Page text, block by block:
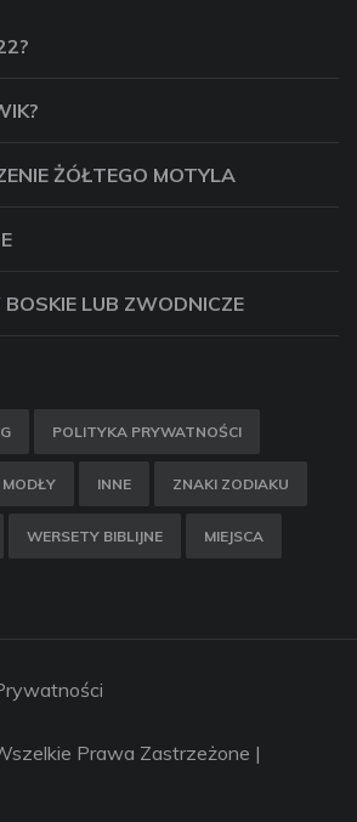
ŻÓŁTEGO MOTYLA
LUB ZWODNICZE
POLITYKA PRYWATNOŚCI
MODŁY INNE ZNAKI ZODIAKU
WERSETY BIBLIJNE MIEJSCA
Prawa Zastrzeżone |